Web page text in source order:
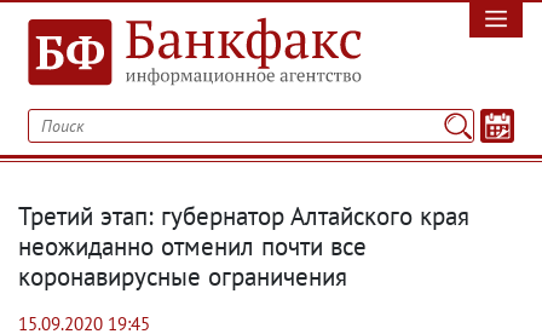
Третий этап: губернатор Алтайского края
неожиданно отменил почти все
коронавирусные ограничения
15.09.2020 19:45